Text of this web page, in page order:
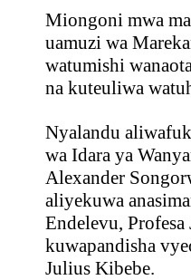
Miongoni mwa
uamuzi wa
watumishi
na kuteuliwa
Nyalandu
wa Idara ya
Alexander
aliyekuwa
Endelevu,
kuwapandisha
Julius Kibebe.